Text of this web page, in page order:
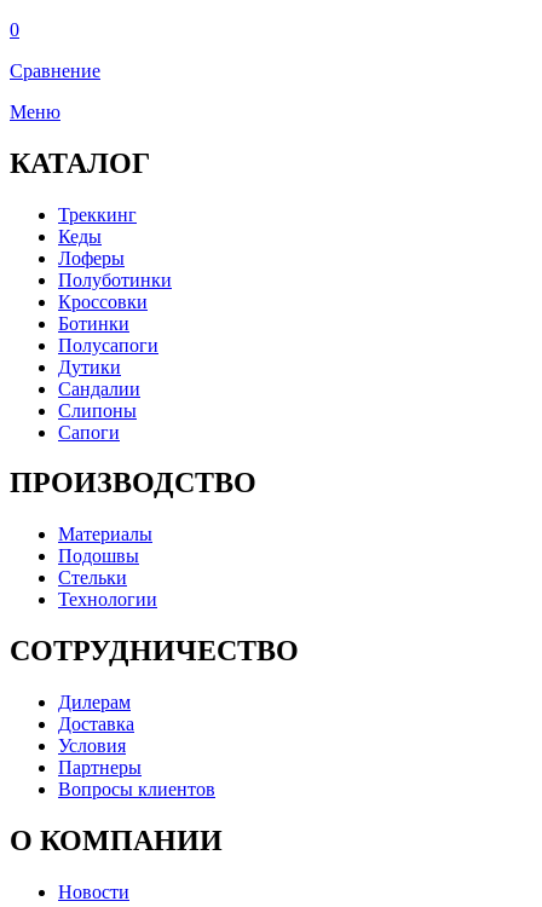
0
Сравнение
Меню
КАТАЛОГ
Треккинг
Кеды
Лоферы
Полуботинки
Кроссовки
Ботинки
Полусапоги
Дутики
Сандалии
Слипоны
Сапоги
ПРОИЗВОДСТВО
Материалы
Подошвы
Стельки
Технологии
СОТРУДНИЧЕСТВО
Дилерам
Доставка
Условия
Партнеры
Вопросы клиентов
О КОМПАНИИ
Новости